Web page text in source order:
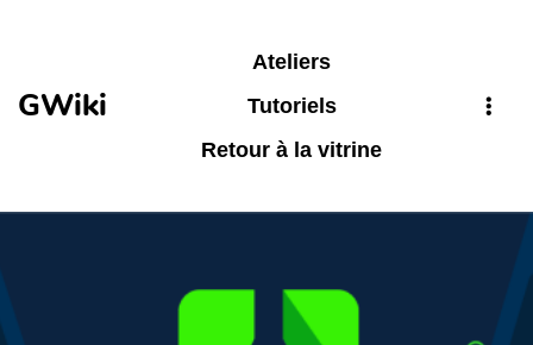
GWiki
Ateliers
Tutoriels
Retour à la vitrine